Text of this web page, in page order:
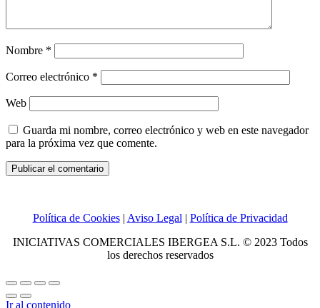
Nombre *
Correo electrónico *
Web
Guarda mi nombre, correo electrónico y web en este navegador
para la próxima vez que comente.
Política de Cookies| Aviso Legal | Política de Privacidad
INICIATIVAS COMERCIALES IBERGEA S.L. © 2023 Todos
los derechos reservados
Ir al contenido